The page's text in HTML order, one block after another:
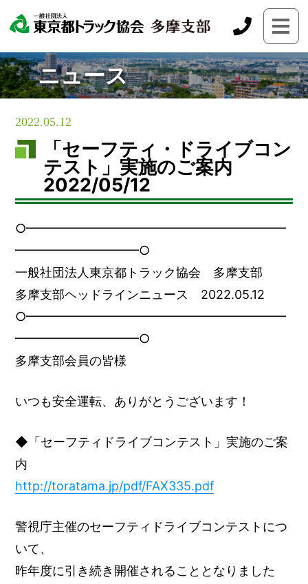
ニュース
2022.05.12
「セーフティ・ドライブコン
テスト」実施のご案内
2022/05/12
○━━━━━━━━━━━━━━━━━━━━━
━━━━━━━━━━○
一般社団法人東京都トラック協会 多摩支部
多摩支部ヘッドラインニュース 2022.05.12
○━━━━━━━━━━━━━━━━━━━━━
━━━━━━━━━━○
多摩支部会員の皆様
いつも安全運転、ありがとうございます！
◆「セーフティドライブコンテスト」実施のご案
内
http://toratama.jp/pdf/FAX335.pdf
警視庁主催のセーフティドライブコンテストにつ
いて、
昨年度に引き続き開催されることとなりました